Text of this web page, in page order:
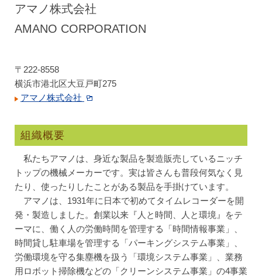
アマノ株式会社
AMANO CORPORATION
〒222-8558
横浜市港北区大豆戸町275
アマノ株式会社
組織概要
私たちアマノは、身近な製品を製造販売しているニッチ
トップの機械メーカーです。実は皆さんも普段何気なく見
たり、使ったりしたことがある製品を手掛けています。
アマノは、1931年に日本で初めてタイムレコーダーを開
発・製造しました。創業以来『人と時間、人と環境』をテ
ーマに、働く人の労働時間を管理する「時間情報事業」、
時間貸し駐車場を管理する「パーキングシステム事業」、
労働環境を守る集塵機を扱う「環境システム事業」、業務
用ロボット掃除機などの「クリーンシステム事業」の4事業